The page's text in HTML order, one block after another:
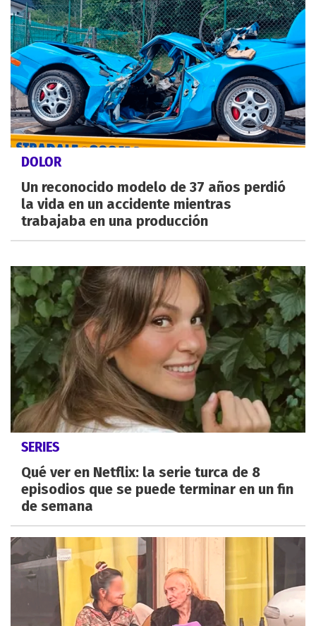
DOLOR
Un reconocido modelo de 37 años perdió
la vida en un accidente mientras
trabajaba en una producción
SERIES
Qué ver en Netflix: la serie turca de 8
episodios que se puede terminar en un fin
de semana